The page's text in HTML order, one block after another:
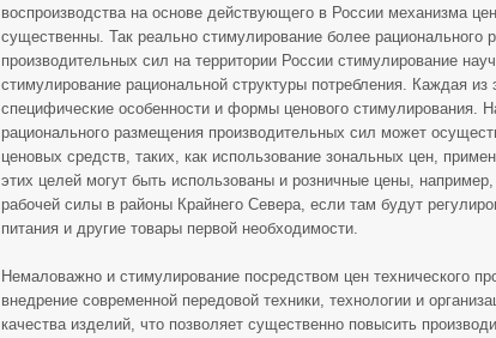
воспроизводства на основе действующего в России механизма
существенны. Так реально стимулирование более рационального
производительных сил на территории России стимулирование
стимулирование рациональной структуры потребления. Каждая
специфические особенности и формы ценового стимулирования.
рационального размещения производительных сил может
ценовых средств, таких, как использование зональных цен,
этих целей могут быть использованы и розничные цены,
рабочей силы в районы Крайнего Севера, если там будут
питания и другие товары первой необходимости.
Немаловажно и стимулирование посредством цен технического
внедрение современной передовой техники, технологии и
качества изделий, что позволяет существенно повысить